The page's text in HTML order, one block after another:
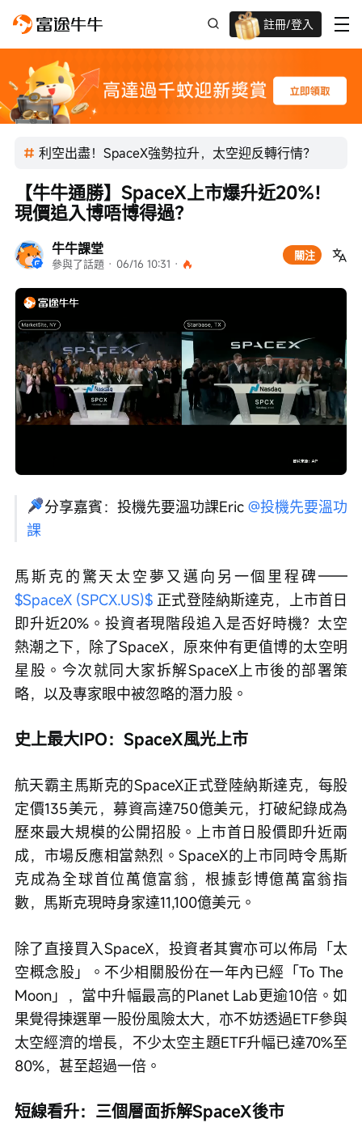
註冊/登入
迎新驚喜賞 股票/BTC等任你揀!
利空出盡！SpaceX強勢拉升，太空迎反轉行情？
牛牛課堂
參與了話題 · 06/16 10:31 ·
關注
【牛牛通勝】SpaceX上市爆升近20%！
現價追入博唔博得過？
播
放
分享嘉賓：投機先要溫功課Eric @投機先要溫功
課
馬斯克的驚天太空夢又邁向另一個里程碑——
$SpaceX (SPCX.US)$ 正式登陸納斯達克，上市首日
即升近20%。投資者現階段追入是否好時機？太空
熱潮之下，除了SpaceX，原來仲有更值博的太空明
星股。今次就同大家拆解SpaceX上市後的部署策
略，以及專家眼中被忽略的潛力股。
史上最大IPO：SpaceX風光上市
航天霸主馬斯克的SpaceX正式登陸納斯達克，每股
定價135美元，募資高達750億美元，打破紀錄成為
歷來最大規模的公開招股。上市首日股價即升近兩
成，市場反應相當熱烈。SpaceX的上市同時令馬斯
克成為全球首位萬億富翁，根據彭博億萬富翁指
數，馬斯克現時身家達11,100億美元。
除了直接買入SpaceX，投資者其實亦可以佈局「太
空概念股」。不少相關股份在一年內已經「To The
Moon」，當中升幅最高的Planet Lab更逾10倍。如
果覺得揀選單一股份風險太大，亦不妨透過ETF參與
太空經濟的增長，不少太空主題ETF升幅已達70%至
80%，甚至超過一倍。
短線看升：三個層面拆解SpaceX後市